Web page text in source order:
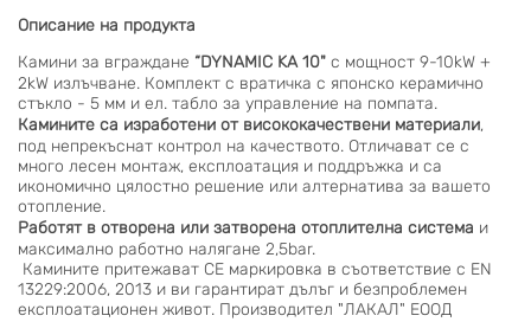
Описание на продукта
Камини за вграждане “DYNAMIC KA 10" с мощност 9-10kW +
2kW излъчване. Комплект с вратичка с японско керамично
стъкло - 5 мм и ел. табло за управление на помпата.
Камините са изработени от висококачествени материали,
под непрекъснат контрол на качеството. Отличават се с
много лесен монтаж, експлоатация и поддръжка и са
икономично цялостно решение или алтернатива за вашето
отопление.
Работят в отворена или затворена отоплителна система и
максимално работно налягане 2,5bar.
Камините притежават СЕ маркировка в съответствие с EN
13229:2006, 2013 и ви гарантират дълъг и безпроблемен
експлоатационен живот. Производител "ЛАКАЛ" ЕООД